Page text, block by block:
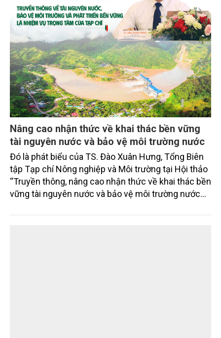
Nâng cao nhận thức về khai thác bền vững
tài nguyên nước và bảo vệ môi trường nước
Đó là phát biểu của TS. Đào Xuân Hưng, Tổng Biên
tập Tạp chí Nông nghiệp và Môi trường tại Hội thảo
“Truyền thông, nâng cao nhận thức về khai thác bền
vững tài nguyên nước và bảo vệ môi trường nước
trường phối hợp với Sở Nông nghiệp và Môi trường